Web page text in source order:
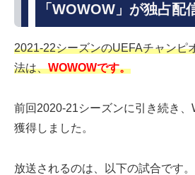
「WOWOW」が独占配
2021-22シーズンのUEFAチャンピ
法は、WOWOWです。
前回2020-21シーズンに引き続き、
獲得しました。
放送されるのは、以下の試合です。